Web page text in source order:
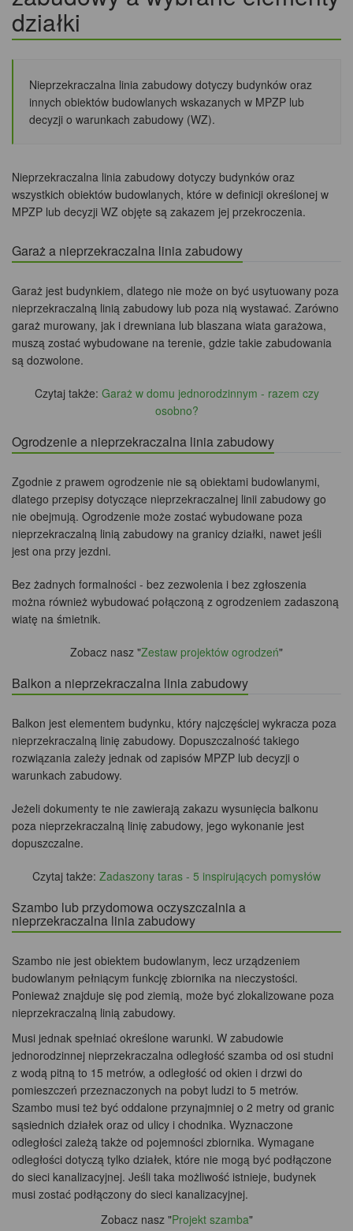
działki
Nieprzekraczalna linia zabudowy dotyczy budynków oraz
innych obiektów budowlanych wskazanych w MPZP lub
decyzji o warunkach zabudowy (WZ).
Nieprzekraczalna linia zabudowy dotyczy budynków oraz
wszystkich obiektów budowlanych, które w definicji określonej w
MPZP lub decyzji WZ objęte są zakazem jej przekroczenia.
Garaż a nieprzekraczalna linia zabudowy
Garaż jest budynkiem, dlatego nie może on być usytuowany poza
nieprzekraczalną linią zabudowy lub poza nią wystawać. Zarówno
garaż murowany, jak i drewniana lub blaszana wiata garażowa,
muszą zostać wybudowane na terenie, gdzie takie zabudowania
są dozwolone.
Czytaj także: Garaż w domu jednorodzinnym - razem czy
osobno?
Ogrodzenie a nieprzekraczalna linia zabudowy
Zgodnie z prawem ogrodzenie nie są obiektami budowlanymi,
dlatego przepisy dotyczące nieprzekraczalnej linii zabudowy go
nie obejmują. Ogrodzenie może zostać wybudowane poza
nieprzekraczalną linią zabudowy na granicy działki, nawet jeśli
jest ona przy jezdni.
Bez żadnych formalności - bez zezwolenia i bez zgłoszenia
można również wybudować połączoną z ogrodzeniem zadaszoną
wiatę na śmietnik.
Zobacz nasz "Zestaw projektów ogrodzeń"
Balkon a nieprzekraczalna linia zabudowy
Balkon jest elementem budynku, który najczęściej wykracza poza
nieprzekraczalną linię zabudowy. Dopuszczalność takiego
rozwiązania zależy jednak od zapisów MPZP lub decyzji o
warunkach zabudowy.
Jeżeli dokumenty te nie zawierają zakazu wysunięcia balkonu
poza nieprzekraczalną linię zabudowy, jego wykonanie jest
dopuszczalne.
Czytaj także: Zadaszony taras - 5 inspirujących pomysłów
Szambo lub przydomowa oczyszczalnia a
nieprzekraczalna linia zabudowy
Szambo nie jest obiektem budowlanym, lecz urządzeniem
budowlanym pełniącym funkcję zbiornika na nieczystości.
Ponieważ znajduje się pod ziemią, może być zlokalizowane poza
nieprzekraczalną linią zabudowy.
Musi jednak spełniać określone warunki. W zabudowie
jednorodzinnej nieprzekraczalna odległość szamba od osi studni
z wodą pitną to 15 metrów, a odległość od okien i drzwi do
pomieszczeń przeznaczonych na pobyt ludzi to 5 metrów.
Szambo musi też być oddalone przynajmniej o 2 metry od granic
sąsiednich działek oraz od ulicy i chodnika. Wyznaczone
odległości zależą także od pojemności zbiornika. Wymagane
odległości dotyczą tylko działek, które nie mogą być podłączone
do sieci kanalizacyjnej. Jeśli taka możliwość istnieje, budynek
musi zostać podłączony do sieci kanalizacyjnej.
Zobacz nasz "Projekt szamba"